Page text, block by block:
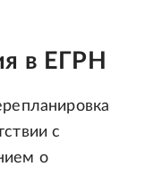
в ЕГРН
с
о